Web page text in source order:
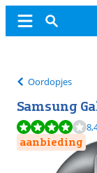
Oordopjes
Samsung
Beoordeling is 8,4
aanbieding